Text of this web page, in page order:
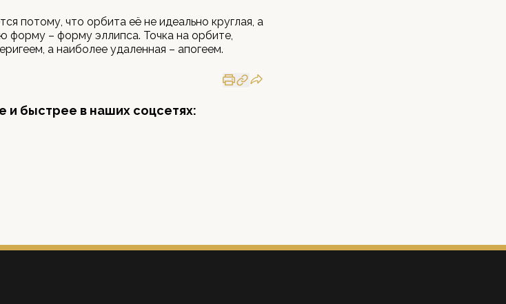
потому, что орбита её не идеально круглая, а
форму – форму эллипса. Точка на орбите,
а наиболее удаленная – апогеем.
быстрее в наших соцсетях: